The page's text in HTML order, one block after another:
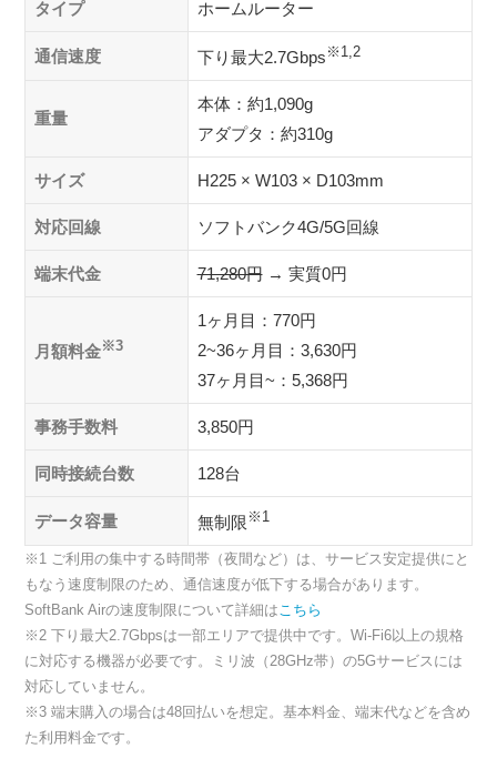
タイプ ホームルーター
通信速度 下り最大2.7Gbps ※1,2
重量
本体：約1,090g
アダプタ：約310g
サイズ H225 × W103 × D103mm
対応回線 ソフトバンク4G/5G回線
端末代金 71,280円→ 実質0円
月額料金※3
1ヶ月目：770円
2~36ヶ月目：3,630円
37ヶ月目~：5,368円
事務手数料 3,850円
同時接続台数 128台
データ容量 無制限 ※1
※1 ご利用の集中する時間帯（夜間など）は、サービス安定提供にと
もなう速度制限のため、通信速度が低下する場合があります。
SoftBank Airの速度制限について詳細は こちら
※2 下り最大2.7Gbpsは一部エリアで提供中です。Wi-Fi6以上の規格
に対応する機器が必要です。ミリ波（28GHz帯）の5Gサービスには
対応していません。
※3 端末購入の場合は48回払いを想定。基本料金、端末代などを含め
た利用料金です。